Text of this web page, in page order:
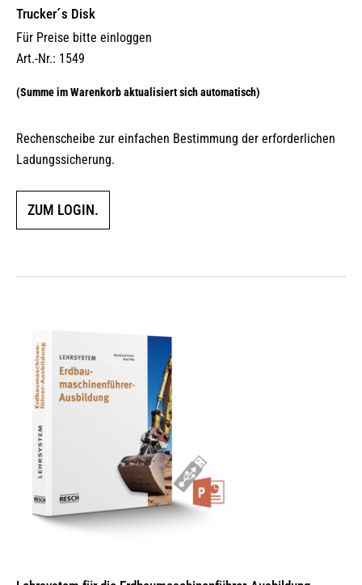
Trucker´s Disk
Für Preise bitte einloggen
Art.-Nr.: 1549
Rechenscheibe zur einfachen Bestimmung der erforderlichen
Ladungssicherung.
ZUM LOGIN.